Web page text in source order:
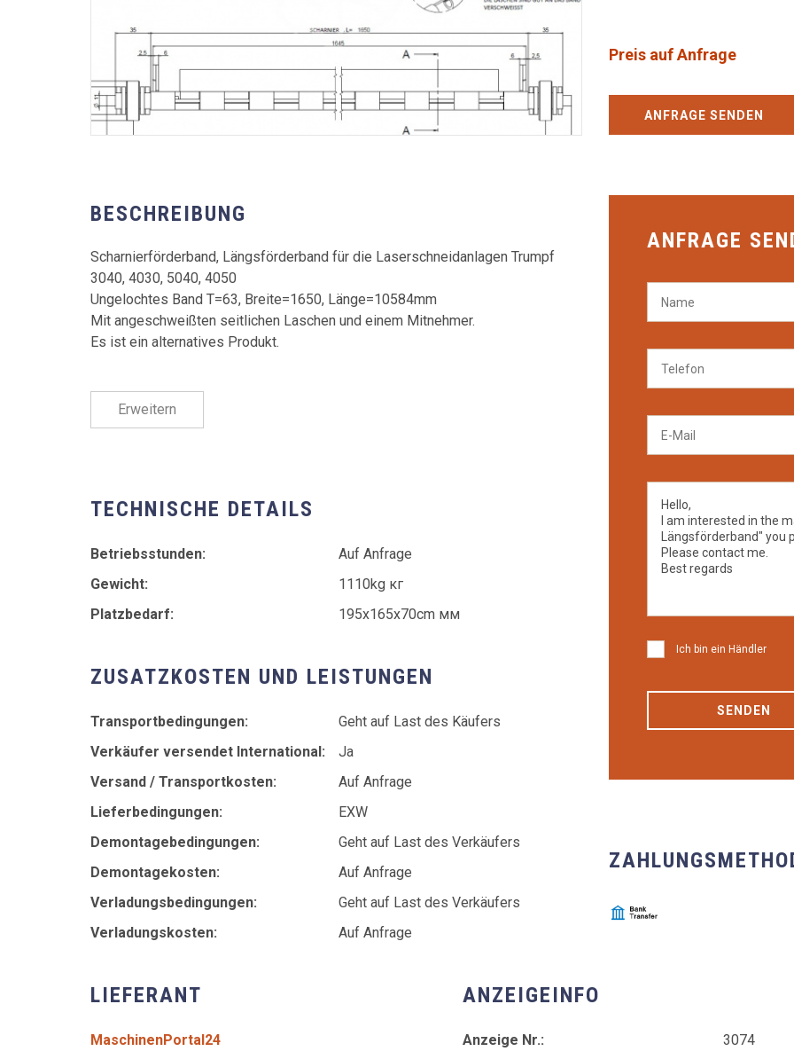
Preis auf Anfrage
ANFRAGE SENDEN
BESCHREIBUNG
Scharnierförderband, Längsförderband für die Laserschneidanlagen Trumpf
3040, 4030, 5040, 4050
Ungelochtes Band T=63, Breite=1650, Länge=10584mm
Mit angeschweißten seitlichen Laschen und einem Mitnehmer.
Es ist ein alternatives Produkt.
Erweitern
TECHNISCHE DETAILS
Betriebsstunden:
Auf Anfrage
Gewicht:
1110kg кг
Platzbedarf:
195x165x70cm мм
ZUSATZKOSTEN UND LEISTUNGEN
Transportbedingungen:
Geht auf Last des Käufers
Verkäufer versendet International:
Ja
Versand / Transportkosten:
Auf Anfrage
Lieferbedingungen:
EXW
Demontagebedingungen:
Geht auf Last des Verkäufers
Demontagekosten:
Auf Anfrage
Verladungsbedingungen:
Geht auf Last des Verkäufers
Verladungskosten:
Auf Anfrage
ANFRAGE
Ich bin ein Händler
SENDEN
LIEFERANT
MaschinenPortal24
ANZEIGEINFO
Anzeige Nr.:
3074